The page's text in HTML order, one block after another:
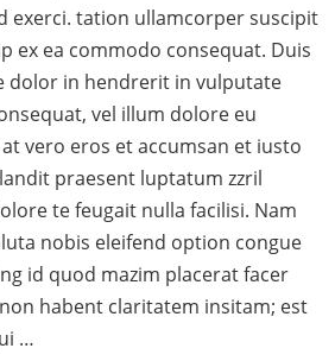
exerci. tation ullamcorper suscipit
ex ea commodo consequat. Duis
dolor in hendrerit in vulputate
vel illum dolore eu
vero eros et accumsan et iusto
praesent luptatum zzril
te feugait nulla facilisi. Nam
nobis eleifend option congue
id quod mazim placerat facer
habent claritatem insitam; est
…